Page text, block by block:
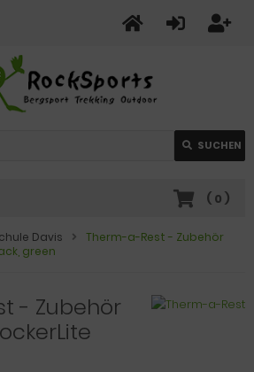
SUCHEN
( 0 )
Davis
Therm-a-Rest - Zubehör
green
- Zubehör